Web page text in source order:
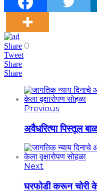
Share 0
Tweet
Share
Share
Previous
अवैधरित्या पिस्तूल
Next
घरफोडी करून चोरी